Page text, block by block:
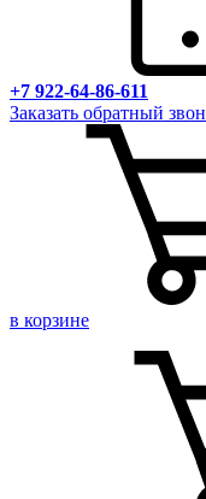
+7 922-64-86-611
Заказать обратный
в корзине